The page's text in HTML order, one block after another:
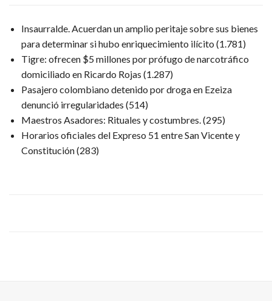
Insaurralde. Acuerdan un amplio peritaje sobre sus bienes
para determinar si hubo enriquecimiento ilícito (1.781)
Tigre: ofrecen $5 millones por prófugo de narcotráfico
domiciliado en Ricardo Rojas (1.287)
Pasajero colombiano detenido por droga en Ezeiza
denunció irregularidades (514)
Maestros Asadores: Rituales y costumbres.(295)
Horarios oficiales del Expreso 51 entre San Vicente y
Constitución(283)